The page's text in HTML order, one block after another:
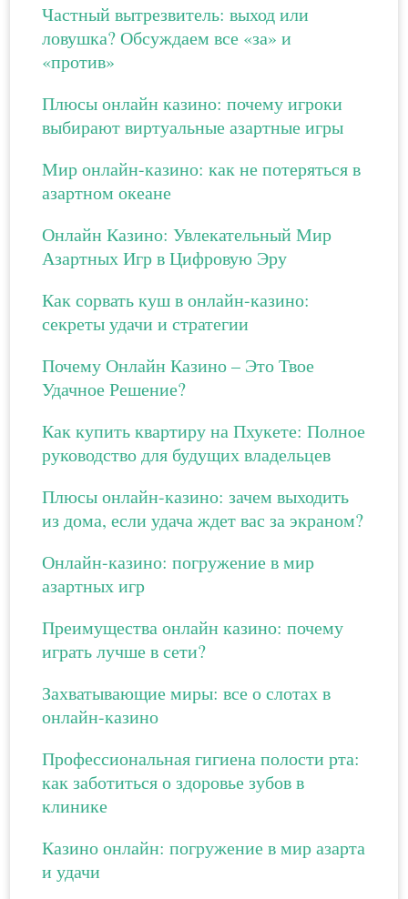
Частный вытрезвитель: выход или
ловушка? Обсуждаем все «за» и
«против»
Плюсы онлайн казино: почему игроки
выбирают виртуальные азартные игры
Мир онлайн-казино: как не потеряться в
азартном океане
Онлайн Казино: Увлекательный Мир
Азартных Игр в Цифровую Эру
Как сорвать куш в онлайн-казино:
секреты удачи и стратегии
Почему Онлайн Казино – Это Твое
Удачное Решение?
Как купить квартиру на Пхукете: Полное
руководство для будущих владельцев
Плюсы онлайн-казино: зачем выходить
из дома, если удача ждет вас за экраном?
Онлайн-казино: погружение в мир
азартных игр
Преимущества онлайн казино: почему
играть лучше в сети?
Захватывающие миры: все о слотах в
онлайн-казино
Профессиональная гигиена полости рта:
как заботиться о здоровье зубов в
клинике
Казино онлайн: погружение в мир азарта
и удачи